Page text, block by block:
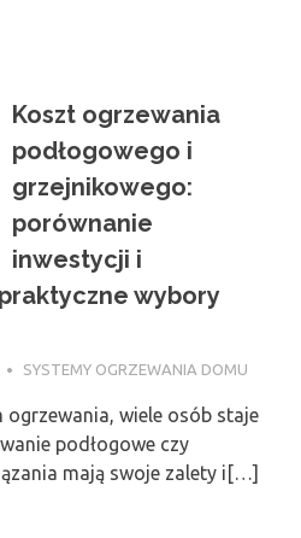
Koszt ogrzewania
podłogowego i
grzejnikowego:
porównanie
inwestycji i
wybory
SYSTEMY OGRZEWANIA DOMU
ogrzewania, wiele osób staje
podłogowe czy
mają swoje zalety i[…]